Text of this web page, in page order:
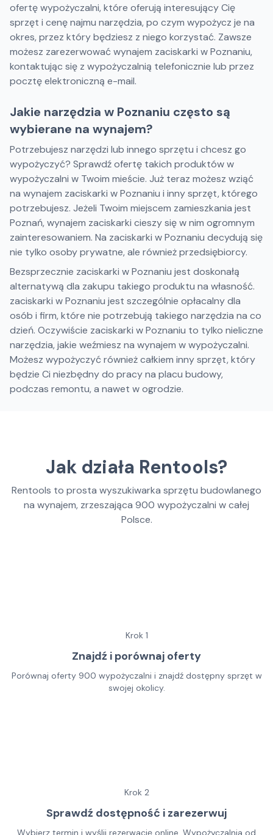
ofertę wypożyczalni, które oferują interesujący Cię
sprzęt i cenę najmu narzędzia, po czym wypożycz je na
okres, przez który będziesz z niego korzystać. Zawsze
możesz zarezerwować wynajem zaciskarki w Poznaniu,
kontaktując się z wypożyczalnią telefonicznie lub przez
pocztę elektroniczną e-mail.
Jakie narzędzia w Poznaniu często są
wybierane na wynajem?
Potrzebujesz narzędzi lub innego sprzętu i chcesz go
wypożyczyć? Sprawdź ofertę takich produktów w
wypożyczalni w Twoim mieście. Już teraz możesz wziąć
na wynajem zaciskarki w Poznaniu i inny sprzęt, którego
potrzebujesz. Jeżeli Twoim miejscem zamieszkania jest
Poznań, wynajem zaciskarki cieszy się w nim ogromnym
zainteresowaniem. Na zaciskarki w Poznaniu decydują się
nie tylko osoby prywatne, ale również przedsiębiorcy.
Bezsprzecznie zaciskarki w Poznaniu jest doskonałą
alternatywą dla zakupu takiego produktu na własność.
zaciskarki w Poznaniu jest szczególnie opłacalny dla
osób i firm, które nie potrzebują takiego narzędzia na co
dzień. Oczywiście zaciskarki w Poznaniu to tylko nieliczne
narzędzia, jakie weźmiesz na wynajem w wypożyczalni.
Możesz wypożyczyć również całkiem inny sprzęt, który
będzie Ci niezbędny do pracy na placu budowy,
podczas remontu, a nawet w ogrodzie.
Jak działa Rentools?
Rentools to prosta wyszukiwarka sprzętu budowlanego
na wynajem, zrzeszająca 900 wypożyczalni w całej
Polsce.
Krok 1
Znajdź i porównaj oferty
Porównaj oferty 900 wypożyczalni i znajdź dostępny sprzęt w
swojej okolicy.
Krok 2
Sprawdź dostępność i zarezerwuj
Wybierz termin i wyślij rezerwację online. Wypożyczalnia od